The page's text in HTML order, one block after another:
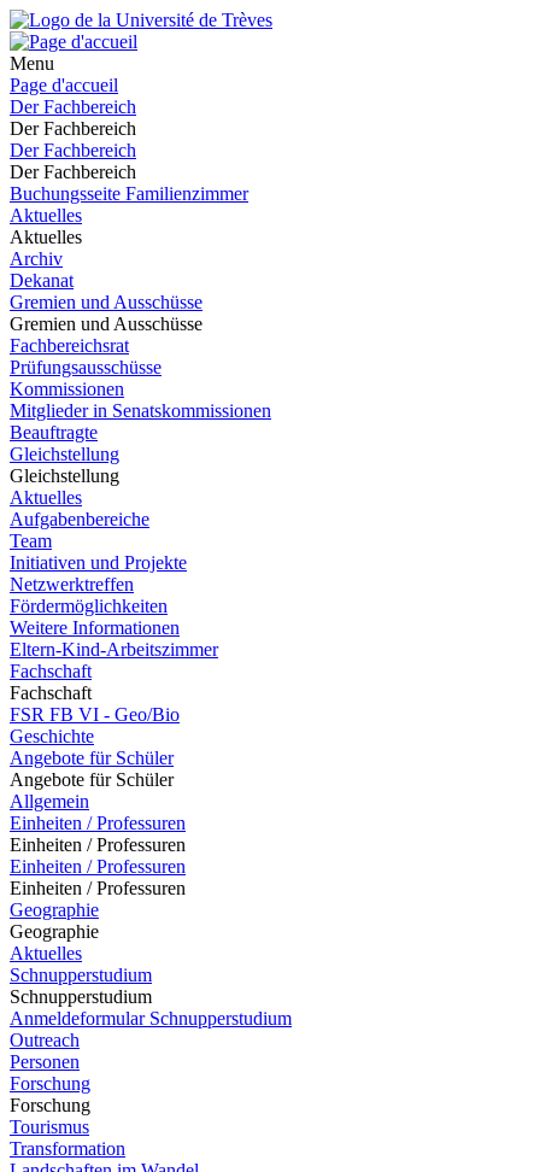
Menu
Page d'accueil
Der Fachbereich
Der Fachbereich
Der Fachbereich
Der Fachbereich
Buchungsseite Familienzimmer
Aktuelles
Aktuelles
Archiv
Dekanat
Gremien und Ausschüsse
Gremien und Ausschüsse
Fachbereichsrat
Prüfungsausschüsse
Kommissionen
Mitglieder in Senatskommissionen
Beauftragte
Gleichstellung
Gleichstellung
Aktuelles
Aufgabenbereiche
Team
Initiativen und Projekte
Netzwerktreffen
Fördermöglichkeiten
Weitere Informationen
Eltern-Kind-Arbeitszimmer
Fachschaft
Fachschaft
FSR FB VI - Geo/Bio
Geschichte
Angebote für Schüler
Angebote für Schüler
Allgemein
Einheiten / Professuren
Einheiten / Professuren
Einheiten / Professuren
Einheiten / Professuren
Geographie
Geographie
Aktuelles
Schnupperstudium
Schnupperstudium
Anmeldeformular Schnupperstudium
Outreach
Personen
Forschung
Forschung
Tourismus
Transformation